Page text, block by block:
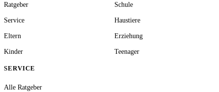
Ratgeber Schule
Service Haustiere
Eltern Erziehung
Kinder Teenager
SERVICE
Alle Ratgeber